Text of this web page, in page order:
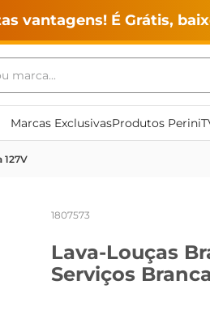
vantagens! É Grátis,
marca...
Marcas ExclusivasProdutos Perini
127V
1807573
Lava-Louças
Serviços